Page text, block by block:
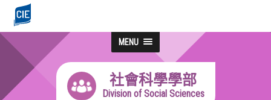
MENU
社會科學學部
Division of Social Sciences